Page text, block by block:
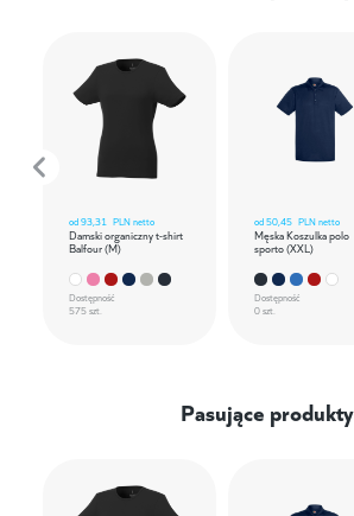
od93,31 PLN netto
Damski organiczny t-shirt
Balfour (M)
Dostępność
575 szt.
od50,45 PLN netto
Męska Koszulka polo
sporto (XXL)
Dostępność
0 szt.
Pasujące produkty